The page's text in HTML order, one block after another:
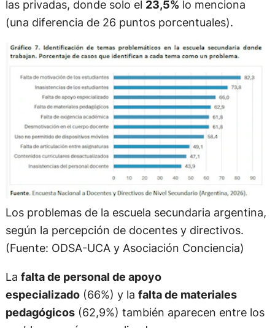
las privadas, donde solo el 23,5% lo menciona
(una diferencia de 26 puntos porcentuales).
Los problemas de la escuela secundaria argentina,
según la percepción de docentes y directivos.
(Fuente: ODSA-UCA y Asociación Conciencia)
La falta de personal de apoyo
especializado(66%) y la falta de materiales
pedagógicos(62,9%) también aparecen entre los